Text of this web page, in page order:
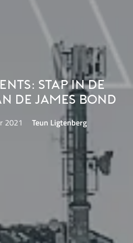
stap in de
de James Bond
2021 Teun Ligtenberg